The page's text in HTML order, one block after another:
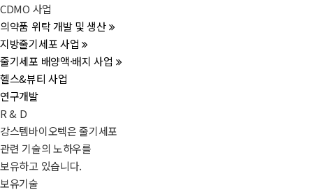
CDMO 사업
의약품 위탁 개발 및 생산
지방줄기세포 사업
줄기세포 배양액·배지 사업
헬스&뷰티 사업
연구개발
R & D
강스템바이오텍은 줄기세포
관련 기술의 노하우를
보유하고 있습니다.
보유기술